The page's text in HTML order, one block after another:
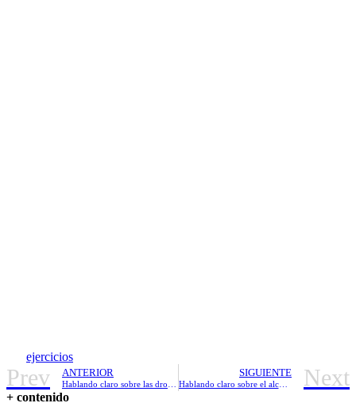
ejercicios
Prev ANTERIOR SIGUIENTE
Hablando claro sobre el alcohol Next
+ contenido